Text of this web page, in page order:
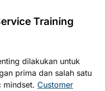
Training
dilakukan untuk
prima dan salah satu
mindset. Customer